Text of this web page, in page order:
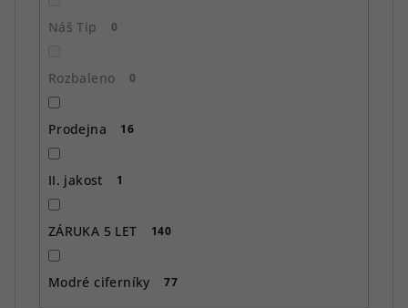
Náš Tip 0
Rozbaleno 0
Prodejna 16
II. jakost 1
ZÁRUKA 5 LET 140
Modré ciferníky 77